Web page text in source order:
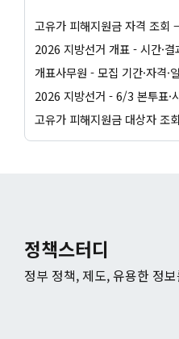
정책스터디
정부 정책, 제도, 유용한 정